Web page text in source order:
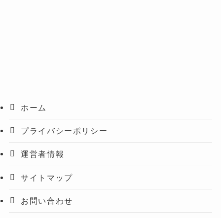
ホーム
プライバシーポリシー
運営者情報
サイトマップ
お問い合わせ